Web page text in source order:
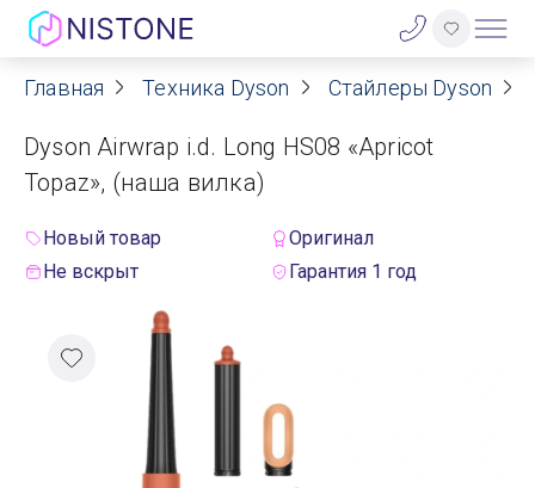
Акции
О нас
Договор оферты
Реквизиты
Контакты
Гарантия
Главная Техника Dyson Стайлеры Dyson
Dyson Airwrap i.d. Long HS08 «Apricot
Topaz», (наша вилка)
Новый товар
Оригинал
Не вскрыт
Гарантия 1 год